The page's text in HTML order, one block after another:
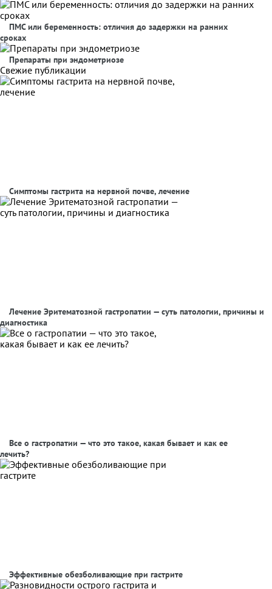
ПМС или беременность: отличия до задержки на ранних
сроках
Препараты при эндометриозе
Свежие публикации
Симптомы гастрита на нервной почве, лечение
Лечение Эритематозной гастропатии — суть патологии, причины и
диагностика
Все о гастропатии — что это такое, какая бывает и как ее
лечить?
Эффективные обезболивающие при гастрите